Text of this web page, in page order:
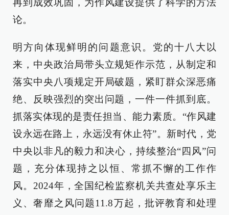
再到成效巩固，为作风建设提供了科学的方法
论。
明方向体现鲜明的问题意识。党的十八大以
来，中央政治局带头立规矩作示范，从制定和
落实中央八项规定开局破题，紧盯群众深恶痛
绝、反映强烈的突出问题，一件一件抓到底。
抓落实体现的是责任担当、能力素质。“作风建
设永远在路上，永远没有休止符”。新时代，党
中央以非凡的毅力和决心，持续整治“四风”问
题，充分体现持之以恒、常抓不懈的工作作
风。2024年，全国纪检监察机关共查处享乐主
义、奢靡之风问题11.8万起，批评教育和处理